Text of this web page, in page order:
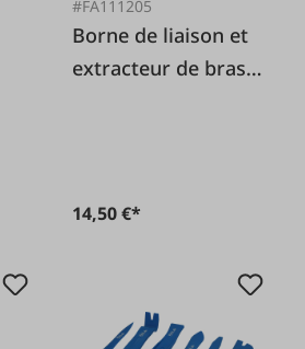
#FA111205
Borne de liaison et
extracteur de bras
14,50 €*